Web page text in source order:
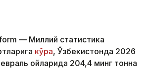
— Миллий статистика
кўра, Ўзбекистонда 2026
ойларида 204,4 минг тонна